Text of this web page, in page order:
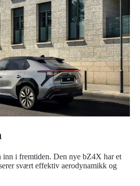
inn i fremtiden. Den nye bZ4X har et
svært effektiv aerodynamikk og